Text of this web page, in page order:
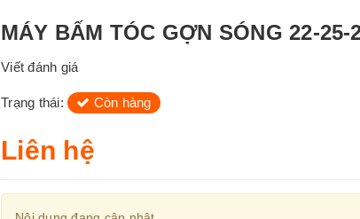
MÁY BẤM TÓC GỢN SÓNG 22-25-
Viết đánh giá
Trạng thái: Còn hàng
Liên hệ